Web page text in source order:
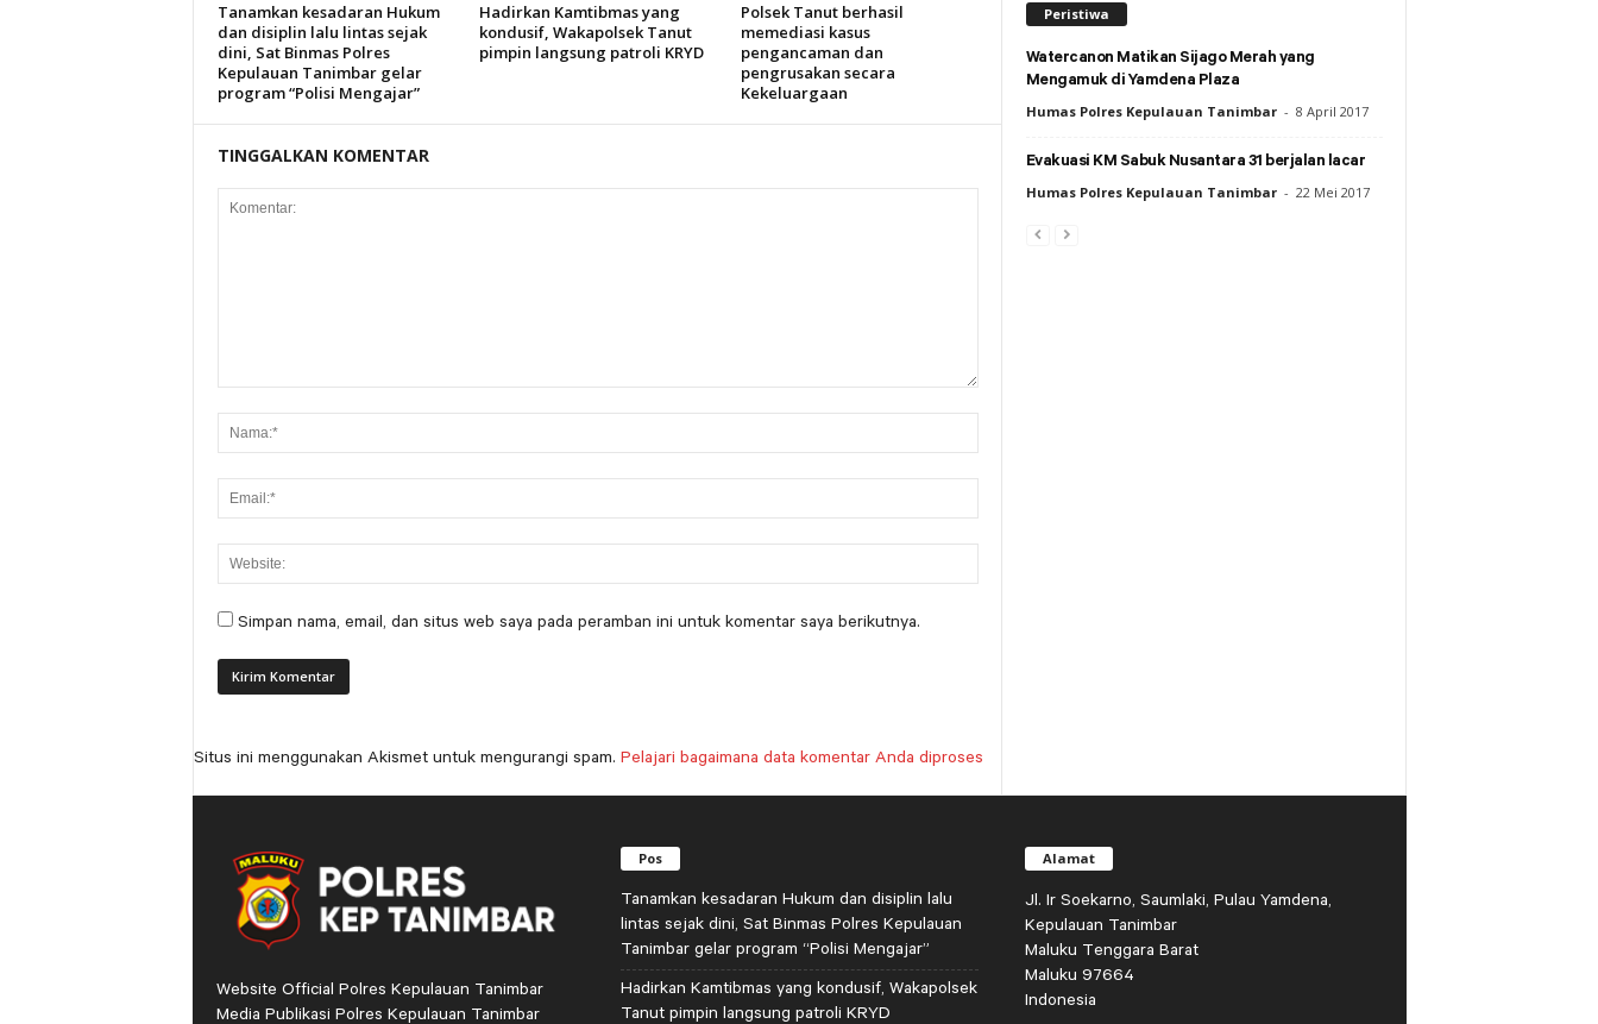
Tanamkan kesadaran Hukum
dan disiplin lalu lintas sejak
dini, Sat Binmas Polres
Kepulauan Tanimbar gelar
program “Polisi Mengajar”
Hadirkan Kamtibmas yang
kondusif, Wakapolsek Tanut
pimpin langsung patroli KRYD
Polsek Tanut berhasil
memediasi kasus
pengancaman dan
pengrusakan secara
Kekeluargaan
TINGGALKAN KOMENTAR
Simpan nama, email, dan situs web saya pada peramban ini untuk komentar saya berikutnya.
Situs ini menggunakan Akismet untuk mengurangi spam. Pelajari bagaimana data komentar Anda diproses
Peristiwa
Watercanon Matikan Sijago Merah yang
Mengamuk di Yamdena Plaza
Humas Polres Kepulauan Tanimbar - 8 April 2017
Evakuasi KM Sabuk Nusantara 31 berjalan lacar
Humas Polres Kepulauan Tanimbar - 22 Mei 2017
Website Official Polres Kepulauan Tanimbar
Media Publikasi Polres Kepulauan Tanimbar
Pos
Tanamkan kesadaran Hukum dan disiplin lalu
lintas sejak dini, Sat Binmas Polres Kepulauan
Tanimbar gelar program “Polisi Mengajar”
Hadirkan Kamtibmas yang kondusif, Wakapolsek
Tanut pimpin langsung patroli KRYD
Alamat
Jl. Ir Soekarno, Saumlaki, Pulau Yamdena,
Kepulauan Tanimbar
Maluku Tenggara Barat
Maluku 97664
Indonesia